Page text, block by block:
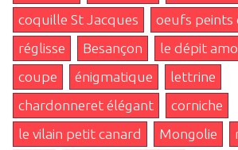
coquille St Jacques
oeufs peints
réglisse
Besançon le dépit
coupe
énigmatique
lettrine
chardonneret élégant
corniche
le vilain petit canard
Mongolie